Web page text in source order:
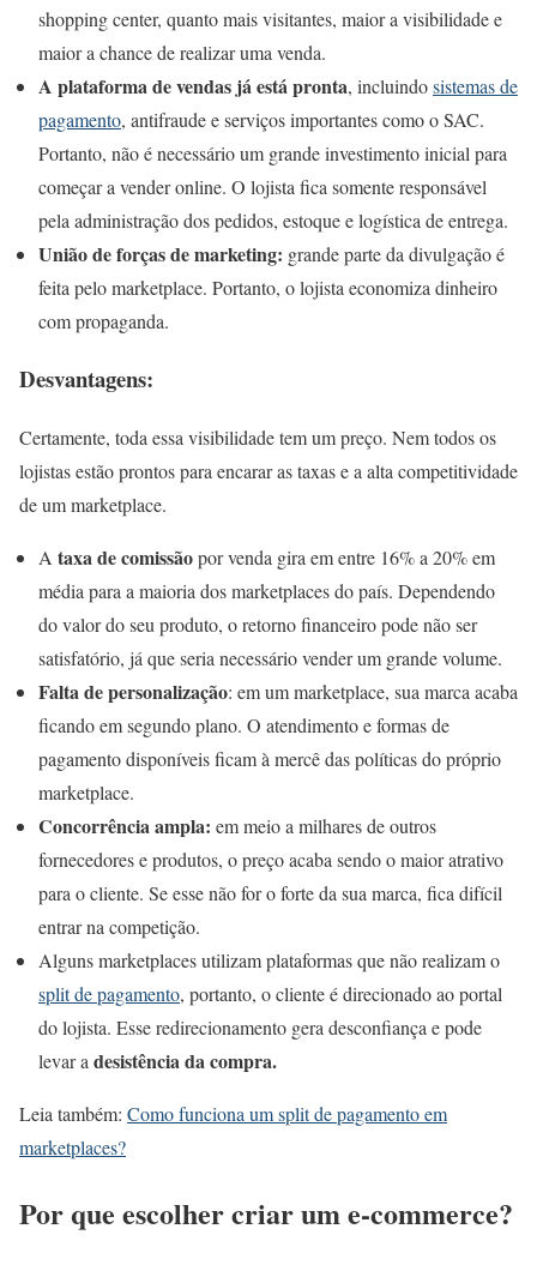
shopping center, quanto mais visitantes, maior a visibilidade e
maior a chance de realizar uma venda.
A plataforma de vendas já está pronta, incluindosistemas de
pagamento, antifraude e serviços importantes como o SAC.
Portanto, não é necessário um grande investimento inicial para
começar a vender online. O lojista fica somente responsável
pela administração dos pedidos, estoque e logística de entrega.
União de forças de marketing: grande parte da divulgação é
feita pelo marketplace. Portanto, o lojista economiza dinheiro
com propaganda.
Desvantagens:
Certamente, toda essa visibilidade tem um preço. Nem todos os
lojistas estão prontos para encarar as taxas e a alta competitividade
de um marketplace.
A taxa de comissãopor venda gira em entre 16% a 20% em
média para a maioria dos marketplaces do país. Dependendo
do valor do seu produto, o retorno financeiro pode não ser
satisfatório, já que seria necessário vender um grande volume.
Falta de personalização: em um marketplace, sua marca acaba
ficando em segundo plano. O atendimento e formas de
pagamento disponíveis ficam à mercê das políticas do próprio
marketplace.
Concorrência ampla: em meio a milhares de outros
fornecedores e produtos, o preço acaba sendo o maior atrativo
para o cliente. Se esse não for o forte da sua marca, fica difícil
entrar na competição.
Alguns marketplaces utilizam plataformas que não realizam o
split de pagamento, portanto, o cliente é direcionado ao portal
do lojista. Esse redirecionamento gera desconfiança e pode
levar a desistência da compra.
Leia também: Como funciona um split de pagamento em
marketplaces?
Por que escolher criar um e-commerce?